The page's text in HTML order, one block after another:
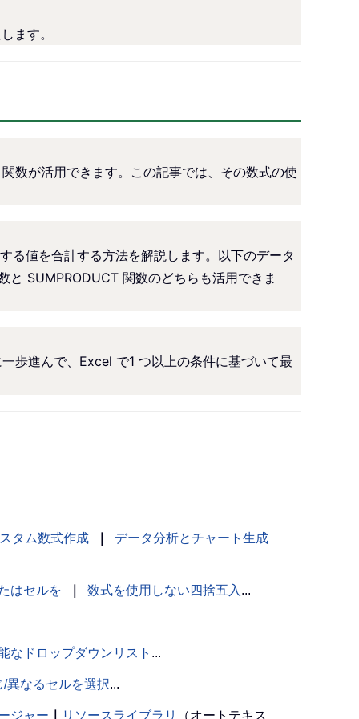
ます。
数が活用できます。この記事では、その数式の使
る値を合計する方法を解説します。以下のデータ
SUMPRODUCT 関数のどちらも活用できま
歩進んで、Excel で1 つ以上の条件に基づいて最
タム数式作成
データ分析とチャート生成
はセルを 数式を使用しない四捨五入 ...
なドロップダウンリスト ...
/異なるセルを選択...
ジャー リソースライブラリ （オートテキス